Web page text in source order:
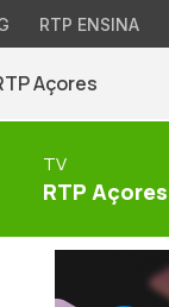
RTP ENSINA
Açores
TV
RTP Açores